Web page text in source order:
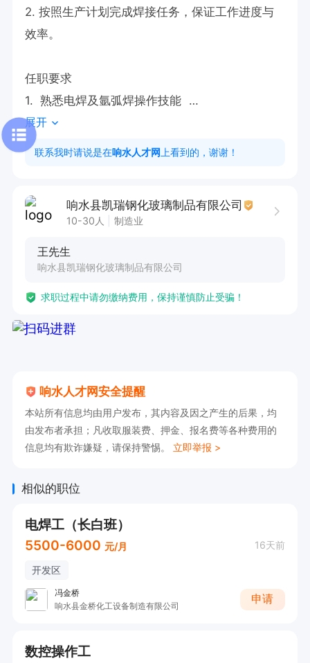
2. 按照生产计划完成焊接任务，保证工作进度与
效率。
任职要求
1.  熟悉电焊及氩弧焊操作技能
3. 工作态度端正，责任心强，具备良好的职业素
养。
展开
联系我时请说是在响水人才网 上看到的，谢谢！
响水县凯瑞钢化玻璃制品有限公司
10-30人 制造业
王先生
响水县凯瑞钢化玻璃制品有限公司
求职过程中请勿缴纳费用，保持谨慎防止受骗！
响水人才网安全提醒
本站所有信息均由用户发布，其内容及因之产生的后果，均
由发布者承担；凡收取服装费、押金、报名费等各种费用的
信息均有欺诈嫌疑，请保持警惕。 立即举报 >
相似的职位
电焊工（长白班）
5500-6000 元/月 16天前
开发区
冯金桥
响水县金桥化工设备制造有限公司
申请
数控操作工